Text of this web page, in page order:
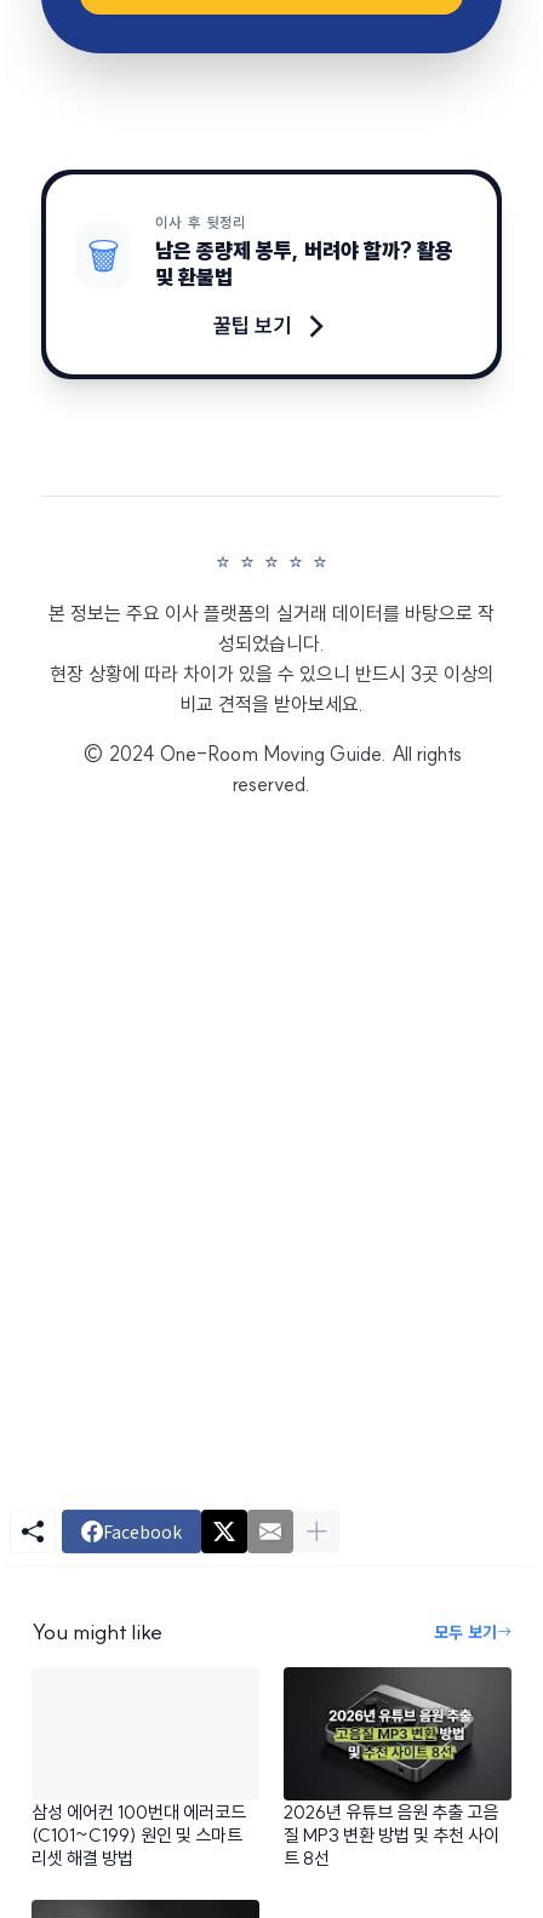
🗑️
이사 후 뒷정리
남은 종량제 봉투, 버려야 할까? 활용
및 환불법
꿀팁 보기
→
⭐ ⭐ ⭐ ⭐ ⭐
본 정보는 주요 이사 플랫폼의 실거래 데이터를 바탕으로 작
성되었습니다.
현장 상황에 따라 차이가 있을 수 있으니 반드시 3곳 이상의
비교 견적을 받아보세요.
© 2024 One-Room Moving Guide. All rights
reserved.
Facebook
You might like 모두 보기
삼성 에어컨 100번대 에러코드
(C101~C199) 원인 및 스마트
리셋 해결 방법
2026년 유튜브 음원 추출 고음
질 MP3 변환 방법 및 추천 사이
트 8선